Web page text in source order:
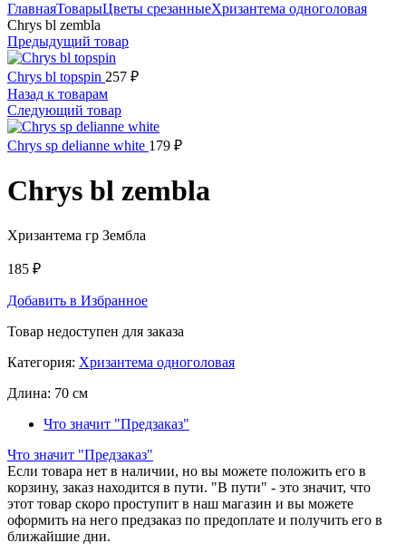
ГлавнаяТоварыЦветы срезанныеХризантема одноголовая
Chrys bl zembla
Предыдущий товар
Chrys bl topspin 257 ₽
Назад к товарам
Следующий товар
Chrys sp delianne white 179 ₽
Chrys bl zembla
Хризантема гр Зембла
185 ₽
Добавить в Избранное
Товар недоступен для заказа
Категория: Хризантема одноголовая
Длина: 70 см
Что значит "Предзаказ"
Что значит "Предзаказ"
Если товара нет в наличии, но вы можете положить его в
корзину, заказ находится в пути. "В пути" - это значит, что
этот товар скоро проступит в наш магазин и вы можете
оформить на него предзаказ по предоплате и получить его в
ближайшие дни.